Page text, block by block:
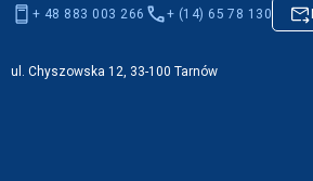
+ 48 883 003 266 + (14) 65 78 130
ul. Chyszowska 12, 33-100 Tarnów